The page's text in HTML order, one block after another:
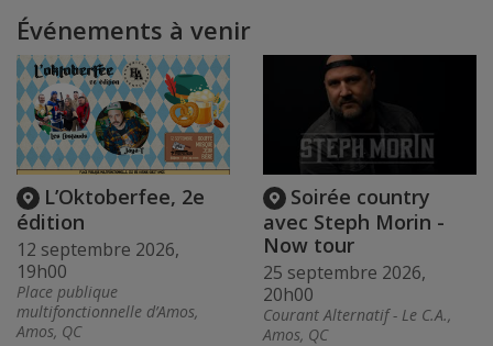
Événements à venir
L’Oktoberfee, 2e
édition
12 septembre 2026,
19h00
Place publique
multifonctionnelle d’Amos,
Amos, QC
Soirée country
avec Steph Morin -
Now tour
25 septembre 2026,
20h00
Courant Alternatif - Le C.A.,
Amos, QC